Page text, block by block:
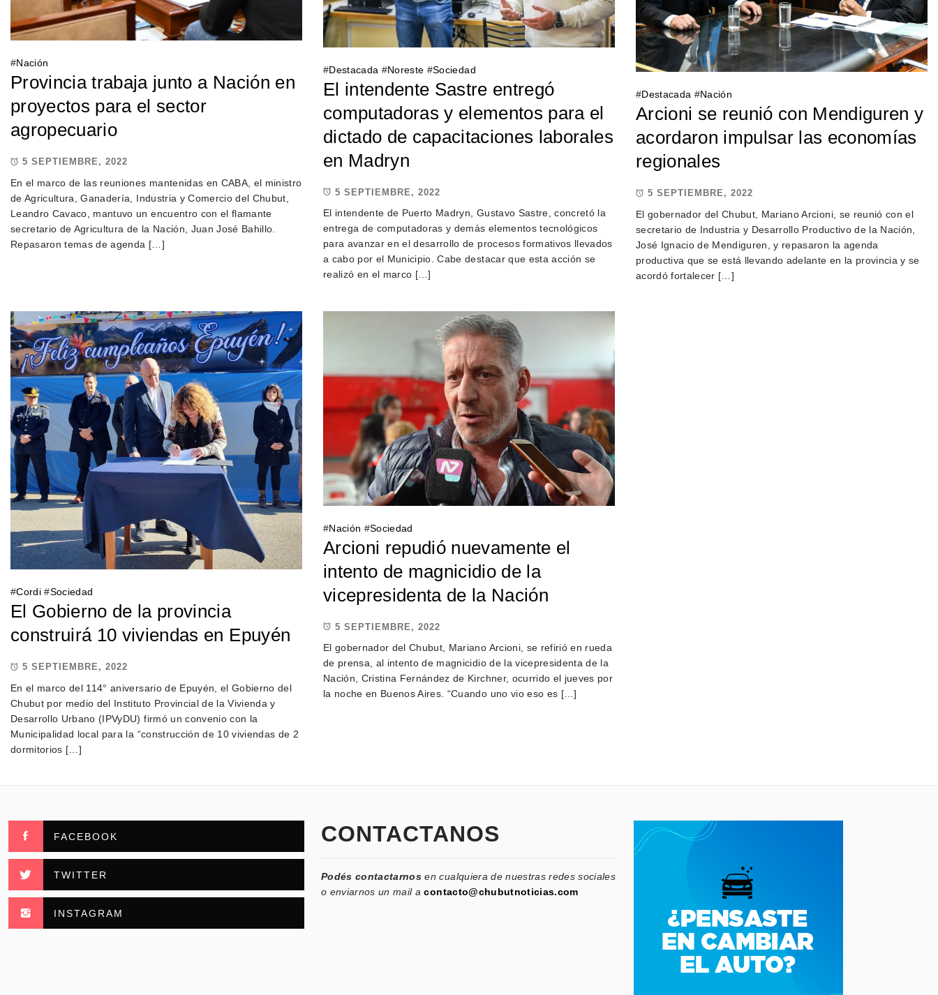
#Nación
Provincia trabaja junto a Nación en
proyectos para el sector
agropecuario
5 SEPTIEMBRE, 2022
En el marco de las reuniones mantenidas en CABA, el ministro
de Agricultura, Ganadería, Industria y Comercio del Chubut,
Leandro Cavaco, mantuvo un encuentro con el flamante
secretario de Agricultura de la Nación, Juan José Bahillo.
Repasaron temas de agenda […]
#Destacada #Noreste #Sociedad
El intendente Sastre entregó
computadoras y elementos para el
dictado de capacitaciones laborales
en Madryn
5 SEPTIEMBRE, 2022
El intendente de Puerto Madryn, Gustavo Sastre, concretó la
entrega de computadoras y demás elementos tecnológicos
para avanzar en el desarrollo de procesos formativos llevados
a cabo por el Municipio. Cabe destacar que esta acción se
realizó en el marco […]
#Destacada #Nación
Arcioni se reunió con Mendiguren y
acordaron impulsar las economías
regionales
5 SEPTIEMBRE, 2022
El gobernador del Chubut, Mariano Arcioni, se reunió con el
secretario de Industria y Desarrollo Productivo de la Nación,
José Ignacio de Mendiguren, y repasaron la agenda
productiva que se está llevando adelante en la provincia y se
acordó fortalecer […]
#Cordi #Sociedad
El Gobierno de la provincia
construirá 10 viviendas en Epuyén
5 SEPTIEMBRE, 2022
En el marco del 114° aniversario de Epuyén, el Gobierno del
Chubut por medio del Instituto Provincial de la Vivienda y
Desarrollo Urbano (IPVyDU) firmó un convenio con la
Municipalidad local para la “construcción de 10 viviendas de 2
dormitorios […]
#Nación #Sociedad
Arcioni repudió nuevamente el
intento de magnicidio de la
vicepresidenta de la Nación
5 SEPTIEMBRE, 2022
El gobernador del Chubut, Mariano Arcioni, se refirió en rueda
de prensa, al intento de magnicidio de la vicepresidenta de la
Nación, Cristina Fernández de Kirchner, ocurrido el jueves por
la noche en Buenos Aires. “Cuando uno vio eso es […]
FACEBOOK
TWITTER
INSTAGRAM
CONTACTANOS
Podés contactarnos en cualquiera de nuestras redes sociales
o enviarnos un mail acontacto@chubutnoticias.com